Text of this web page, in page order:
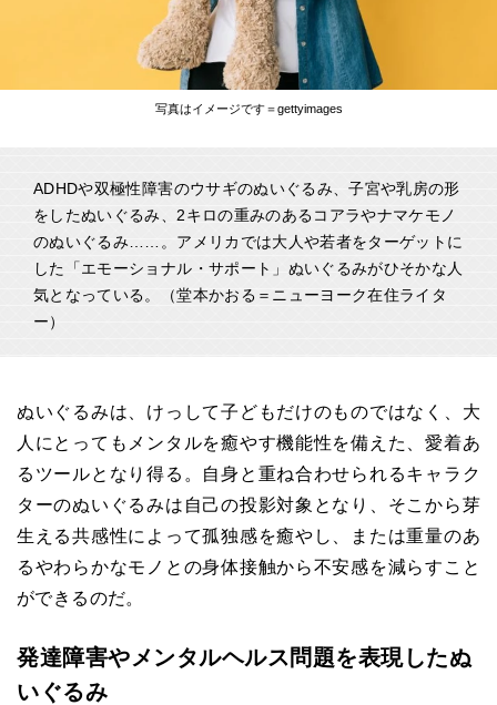
写真はイメージです＝gettyimages
ADHDや双極性障害のウサギのぬいぐるみ、子宮や乳房の形
をしたぬいぐるみ、2キロの重みのあるコアラやナマケモノ
のぬいぐるみ……。アメリカでは大人や若者をターゲットに
した「エモーショナル・サポート」ぬいぐるみがひそかな人
気となっている。（堂本かおる＝ニューヨーク在住ライタ
ー）
ぬいぐるみは、けっして子どもだけのものではなく、大
人にとってもメンタルを癒やす機能性を備えた、愛着あ
るツールとなり得る。自身と重ね合わせられるキャラク
ターのぬいぐるみは自己の投影対象となり、そこから芽
生える共感性によって孤独感を癒やし、または重量のあ
るやわらかなモノとの身体接触から不安感を減らすこと
ができるのだ。
発達障害やメンタルヘルス問題を表現したぬ
いぐるみ